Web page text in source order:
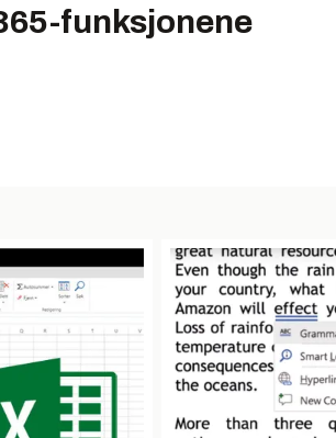
funksjonene